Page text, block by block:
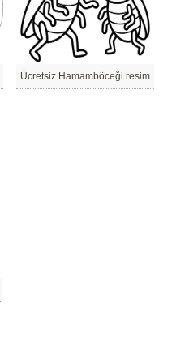
Ücretsiz Hamamböceği resim